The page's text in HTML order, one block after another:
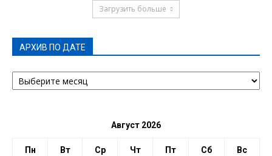
Загрузить больше
АРХИВ ПО ДАТЕ
АРХИВ
ПО
Август 2026
Пн Вт Ср Чт Пт Сб Вс